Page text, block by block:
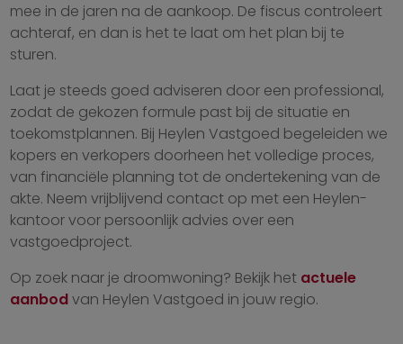
mee in de jaren na de aankoop. De fiscus controleert
achteraf, en dan is het te laat om het plan bij te
sturen.
Laat je steeds goed adviseren door een professional,
zodat de gekozen formule past bij de situatie en
toekomstplannen. Bij Heylen Vastgoed begeleiden we
kopers en verkopers doorheen het volledige proces,
van financiële planning tot de ondertekening van de
akte. Neem vrijblijvend contact op met een Heylen-
kantoor voor persoonlijk advies over een
vastgoedproject.
Op zoek naar je droomwoning? Bekijk het actuele
aanbodvan Heylen Vastgoed in jouw regio.